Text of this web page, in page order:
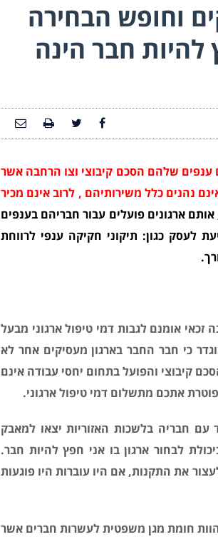
וחופש הבחירה
חבר הינה
ענפים שלהם הסכם קיבוצי וצו הרחבה אשר
אחרונה מעסקים גם שאינם נהנים כלל משירותיהם , לרוב אינם מכיר
אותם ארגונים פועלים עבור חבריהם בענפים
לעסק כגון: תיקוני חקיקה ענפי לרווחת
זכאי אומנם לגבות דמי טיפול ארגוני מבעל
הקיבוציים מוגדר כי חבר החבר בארגון מעסיקים אחר לא
קיבוצי והפועל בתחום יחסי עבודה אינם
אתכם מתשלום דמי טיפול ארגוני.
עם חבריה בלשכות האזוריות יצאו למאבק
לבחור ארגון בו אני חפץ להיות חבר.
את התקנות, אם היו עוברות היו פוגעות
חומת מגן משפטית לעשרות חברים אשר